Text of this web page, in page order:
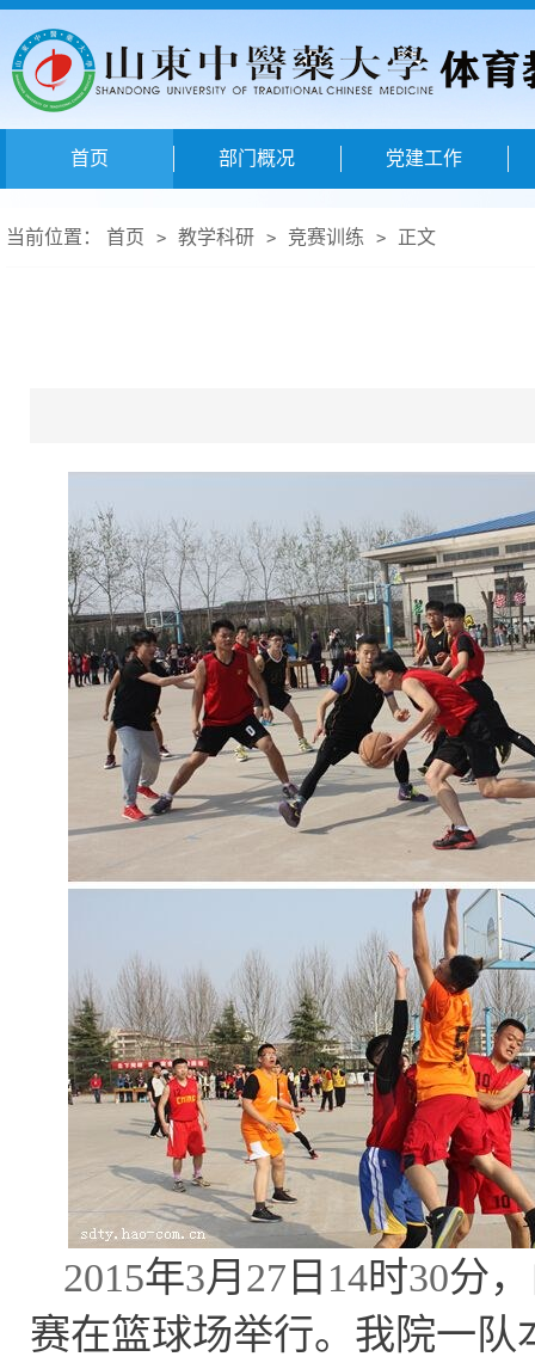
首页 部门概况 党建工作
当前位置： 首页 > 教学科研 > 竞赛训练 > 正文
2015年3月 27 日 14时30分
赛在篮球场举行。我院一